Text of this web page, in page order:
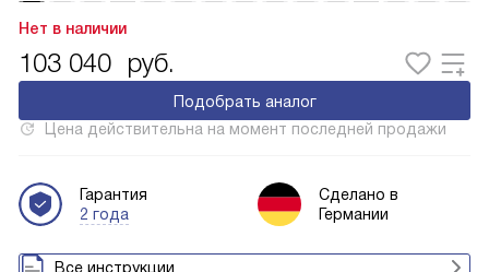
Нет в наличии
103 040 руб.
Подобрать аналог
Цена действительна на момент последней продажи
Гарантия
2 года
Сделано в
Германии
Все инструкции